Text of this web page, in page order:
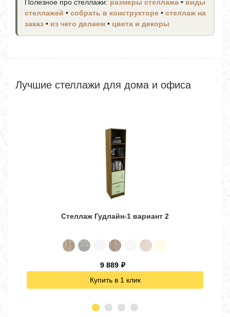
Полезное про стеллажи: размеры стеллажа • виды
стеллажей • собрать в конструкторе • стеллаж на
заказ • из чего делаем • цвета и декоры
Лучшие стеллажи для дома и офиса
Стеллаж Гудлайн-1 вариант 2
9 889 ₽
Купить в 1 клик